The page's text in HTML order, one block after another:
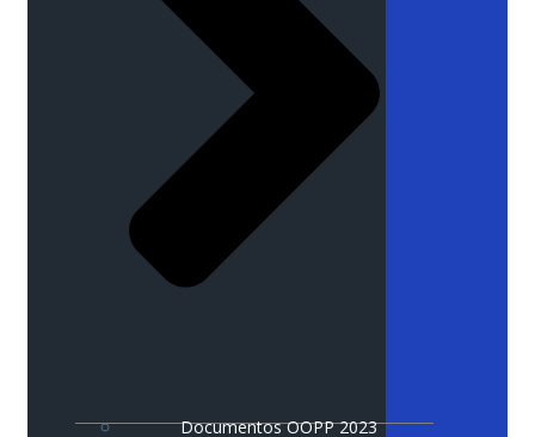
Documentos OOPP 2023